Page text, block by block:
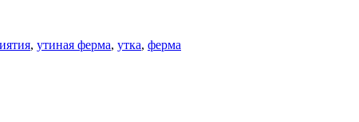
, утиная ферма, утка, ферма